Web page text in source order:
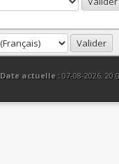
Date actuelle :07-08-2026,